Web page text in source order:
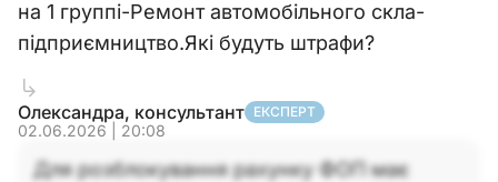
на 1 группі-Ремонт автомобільного скла-
підприємництво.Які будуть штрафи?
Олександра, консультант ЕКСПЕРТ
02.06.2026 | 20:08
Для розблокування рахунку ФОП має